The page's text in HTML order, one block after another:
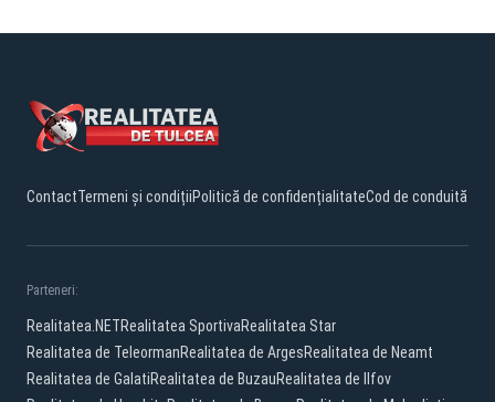
ContactTermeni și condițiiPolitică de confidențialitateCod de conduită
Parteneri:
Realitatea.NETRealitatea SportivaRealitatea Star
Realitatea de TeleormanRealitatea de ArgesRealitatea de Neamt
Realitatea de GalatiRealitatea de BuzauRealitatea de Ilfov